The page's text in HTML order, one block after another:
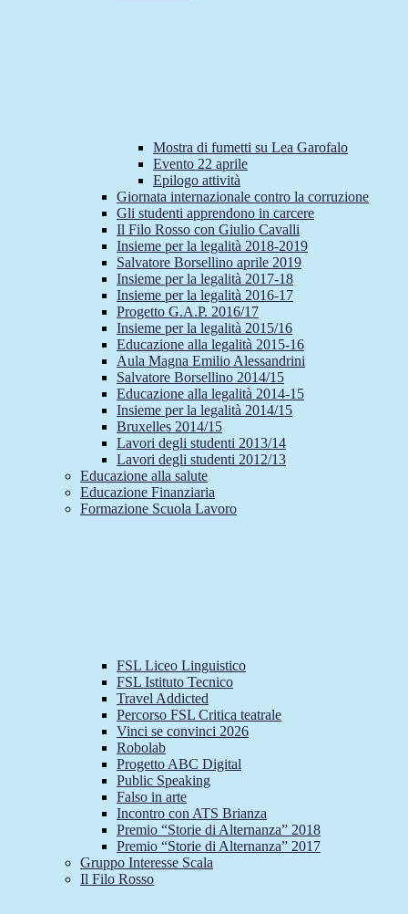
Mostra di fumetti su Lea Garofalo
Evento 22 aprile
Epilogo attività
Giornata internazionale contro la corruzione
Gli studenti apprendono in carcere
Il Filo Rosso con Giulio Cavalli
Insieme per la legalità 2018-2019
Salvatore Borsellino aprile 2019
Insieme per la legalità 2017-18
Insieme per la legalità 2016-17
Progetto G.A.P. 2016/17
Insieme per la legalità 2015/16
Educazione alla legalità 2015-16
Aula Magna Emilio Alessandrini
Salvatore Borsellino 2014/15
Educazione alla legalità 2014-15
Insieme per la legalità 2014/15
Bruxelles 2014/15
Lavori degli studenti 2013/14
Lavori degli studenti 2012/13
Educazione alla salute
Educazione Finanziaria
Formazione Scuola Lavoro
FSL Liceo Linguistico
FSL Istituto Tecnico
Travel Addicted
Percorso FSL Critica teatrale
Vinci se convinci 2026
Robolab
Progetto ABC Digital
Public Speaking
Falso in arte
Incontro con ATS Brianza
Premio “Storie di Alternanza” 2018
Premio “Storie di Alternanza” 2017
Gruppo Interesse Scala
Il Filo Rosso